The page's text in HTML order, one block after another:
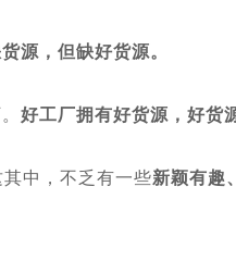
源，但缺好货源。
好工厂拥有好货源，好货
中，不乏有一些新颖有趣